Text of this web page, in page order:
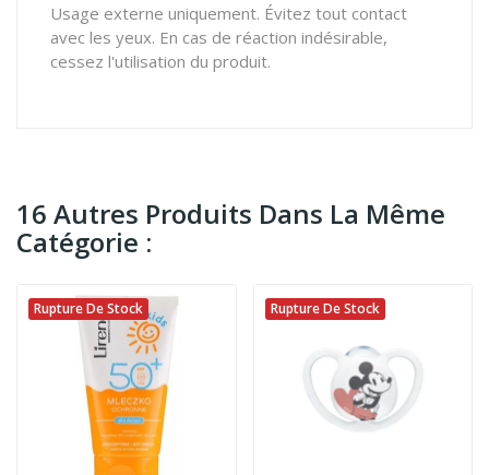
Usage externe uniquement. Évitez tout contact
avec les yeux. En cas de réaction indésirable,
cessez l'utilisation du produit.
16 Autres Produits Dans La Même
Catégorie :
Rupture De Stock Rupture De Stock